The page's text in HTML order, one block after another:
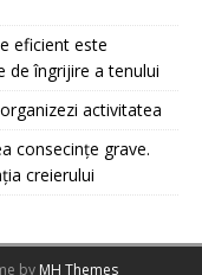
eficient este
de îngrijire a tenului
activitatea
consecințe grave.
creierului
by MH Themes